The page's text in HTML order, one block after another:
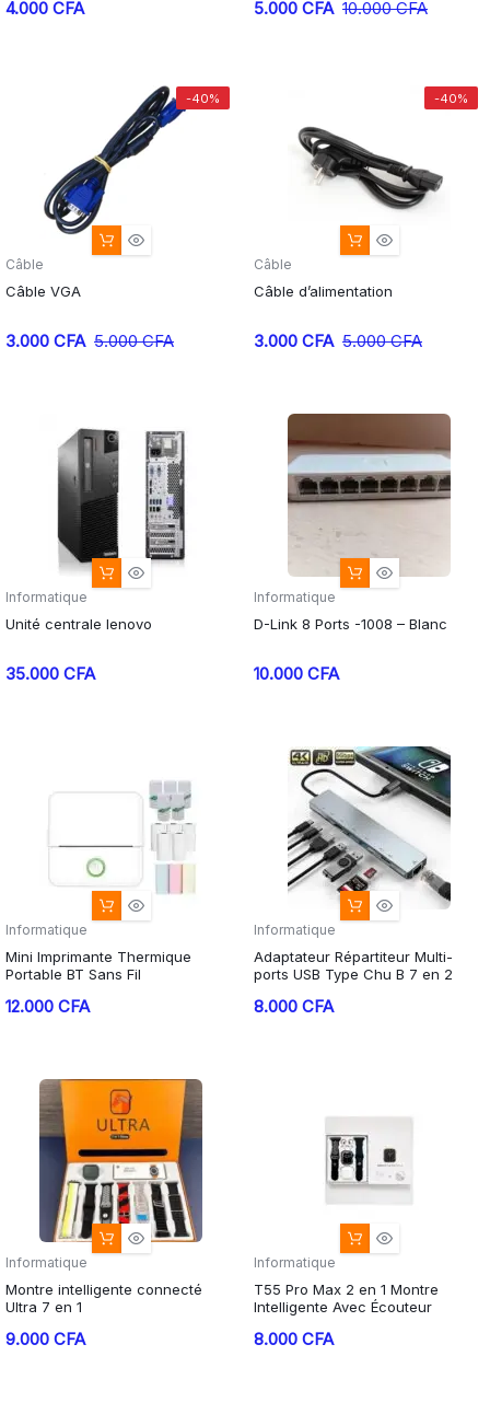
4.000 CFA 10.000CFA
Le
5.000 CFA
Le
-40%
Câble
Câble VGA
5.000CFA
Le
5.000 CFA.
3.000 CFA
Le
3.000 CFA.
-40%
Câble
Câble d’alimentation
5.000CFA
Le
était :
5.000 CFA.
3.000 CFA
Le
3.000 CFA.
Informatique
Unité centrale lenovo
35.000 CFA
Informatique
D-Link 8 Ports -1008 – Blanc
10.000 CFA
Informatique
Mini Imprimante Thermique
Portable BT Sans Fil
12.000 CFA
Informatique
Adaptateur Répartiteur Multi-
ports USB Type Chu B 7 en 2
8.000 CFA
Informatique
Montre intelligente connecté
Ultra 7 en 1
9.000 CFA
Informatique
T55 Pro Max 2 en 1 Montre
Intelligente Avec Écouteur
8.000 CFA